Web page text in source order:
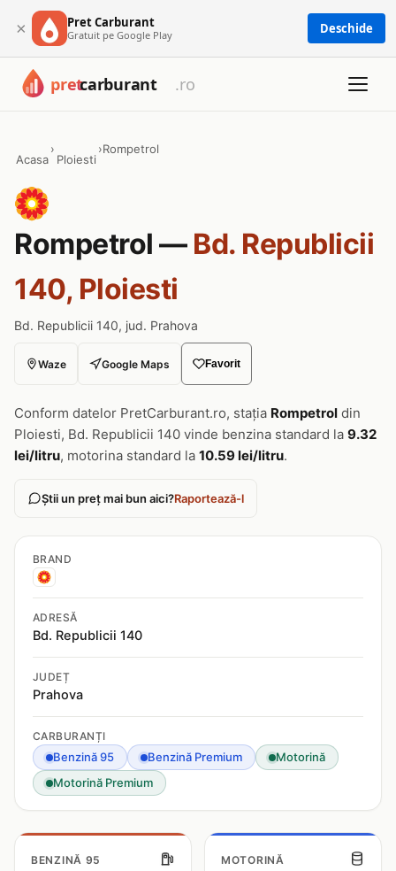
× Pret Carburant
Gratuit pe Google Play Deschide
Acasa
›
Ploiesti
›Rompetrol
Rompetrol — Bd. Republicii
140, Ploiesti
Bd. Republicii 140, jud. Prahova
Waze Google Maps Favorit
Conform datelor PretCarburant.ro, stația Rompetrol din
Ploiesti, Bd. Republicii 140 vinde benzina standard la 9.32
lei/litru, motorina standard la 10.59 lei/litru.
Știi un preț mai bun aici?Raportează-l
BRAND
ADRESĂ
Bd. Republicii 140
JUDEȚ
Prahova
CARBURANȚI
Benzină 95 Benzină Premium
Motorină
Motorină Premium
BENZINĂ 95 MOTORINĂ